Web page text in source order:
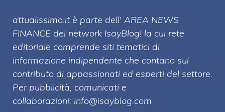
attualissimo.it è parte dell' AREA NEWS
FINANCE del network IsayBlog! la cui rete
editoriale comprende siti tematici di
informazione indipendente che contano sul
contributo di appassionati ed esperti del settore.
Per pubblicità, comunicati e
collaborazioni: info@isayblog.com